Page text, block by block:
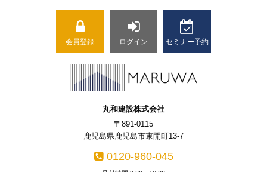
会員登録 ログイン セミナー予約
丸和建設株式会社
〒891-0115
鹿児島県鹿児島市東開町13-7
0120-960-045